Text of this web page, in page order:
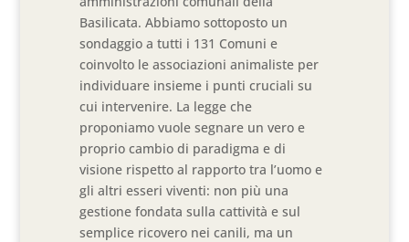
Basilicata. Abbiamo sottoposto un
sondaggio a tutti i 131 Comuni e
coinvolto le associazioni animaliste per
individuare insieme i punti cruciali su
cui intervenire. La legge che
proponiamo vuole segnare un vero e
proprio cambio di paradigma e di
visione rispetto al rapporto tra l’uomo e
gli altri esseri viventi: non più una
gestione fondata sulla cattività e sul
semplice ricovero nei canili, ma un